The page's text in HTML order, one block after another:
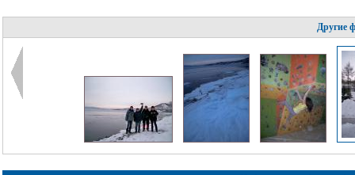
Другие